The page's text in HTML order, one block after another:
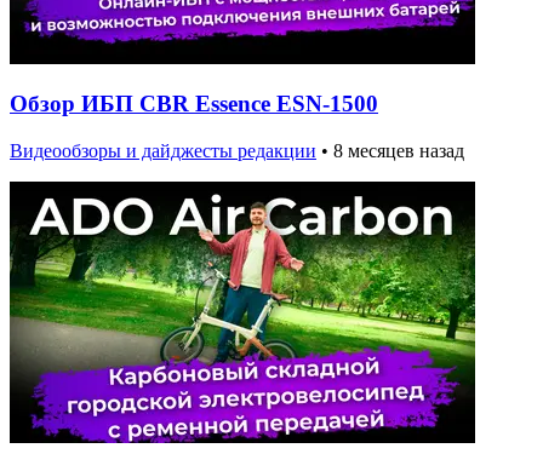
Обзор ИБП CBR Essence ESN-1500
Видеообзоры и дайджесты редакции • 8 месяцев назад